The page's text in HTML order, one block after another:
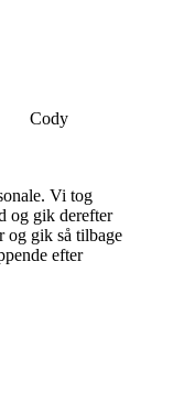
Cody
Vi tog
og gik derefter
og gik så tilbage
efter